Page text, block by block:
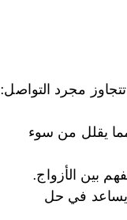
مجرد التواصل:
يقلل من سوء
بين الأزواج.
يساعد في حل